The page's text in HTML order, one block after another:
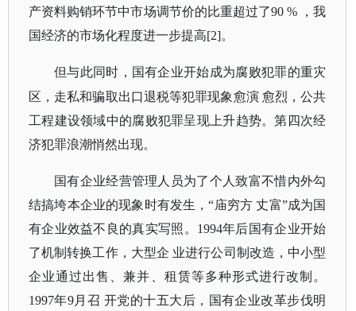
产资料购销环节中市场调节价的比重超过了90 % ，我
国经济的市场化程度进一步提高[2]。
但与此同时，国有企业开始成为腐败犯罪的重灾
区，走私和骗取出口退税等犯罪现象愈演 愈烈，公共
工程建设领域中的腐败犯罪呈现上升趋势。第四次经
济犯罪浪潮悄然出现。
国有企业经营管理人员为了个人致富不惜内外勾
结搞垮本企业的现象时有发生，“庙穷方 丈富”成为国
有企业效益不良的真实写照。1994年后国有企业开始
了机制转换工作，大型企 业进行公司制改造，中小型
企业通过出售、兼并、租赁等多种形式进行改制。
1997年9月召 开党的十五大后，国有企业改革步伐明